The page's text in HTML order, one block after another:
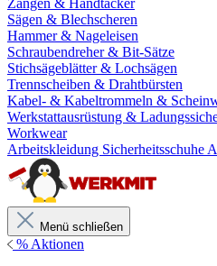
Zangen & Handtacker
Sägen & Blechscheren
Hammer & Nageleisen
Schraubendreher & Bit-Sätze
Stichsägeblätter & Lochsägen
Trennscheiben & Drahtbürsten
Kabel- & Kabeltrommeln &
Werkstattausrüstung &
Workwear
Arbeitskleidung Sicherheitsschuhe
Menü schließen
% Aktionen